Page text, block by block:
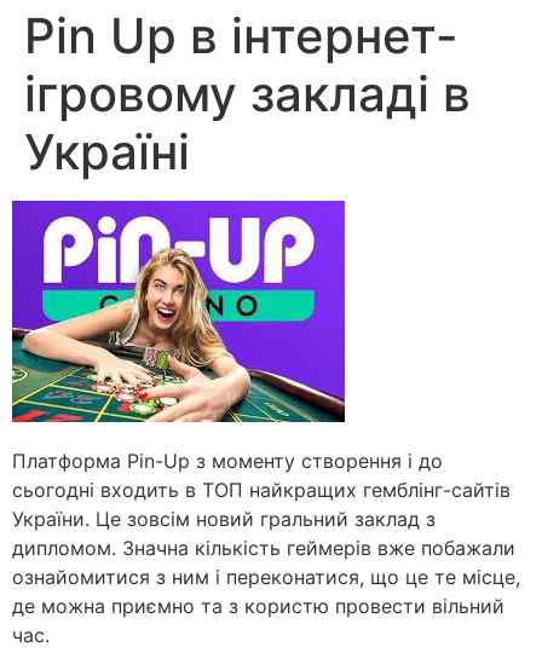
Pin Up в інтернет-
ігровому закладі в
Україні
Платформа Pin-Up з моменту створення і до
сьогодні входить в ТОП найкращих гемблінг-сайтів
України. Це зовсім новий гральний заклад з
дипломом. Значна кількість геймерів вже побажали
ознайомитися з ним і переконатися, що це те місце,
де можна приємно та з користю провести вільний
час.